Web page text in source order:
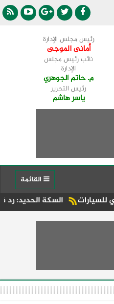
رئيس مجلس الإدارة
أمانى الموجى
نائب رئيس مجلس
الإدارة
م. حاتم الجوهري
رئيس التحرير
ياسر هاشم
السكة الحديد: رد فارق التذكرة